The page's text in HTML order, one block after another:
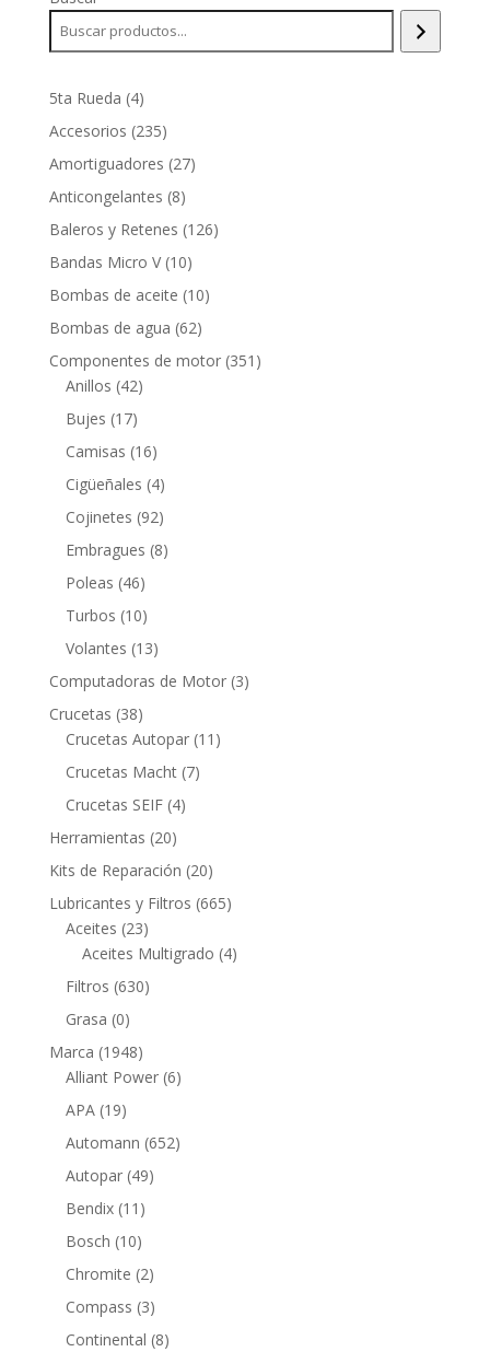
5ta Rueda 44
productos
Accesorios 235235
productos
Amortiguadores 2727
Anticongelantes 88
productos
Baleros y Retenes 126126
Bandas Micro V 1010
productos
Bombas de aceite 1010
Bombas de agua 6262
productos
Componentes de motor 351 351
Anillos 4242
Bujes 1717
productos
Camisas 1616
productos
Cigüeñales 44
productos
Cojinetes 9292
productos
Embragues 88
Poleas 4646
productos
Turbos 1010
productos
Volantes 1313
productos
Computadoras de Motor 33
Crucetas 3838
productos
Crucetas Autopar 11 11
Crucetas Macht 77
Crucetas SEIF 44
Herramientas 2020
productos
Kits de Reparación 2020
productos
Lubricantes y Filtros 665665
Aceites 2323
productos
Aceites Multigrado 44
Filtros 630630
Grasa 00
productos
Marca 19481948
productos
Alliant Power 66
APA 1919
productos
Automann 652652
Autopar 4949
Bendix 11 11
productos
Bosch 1010
productos
Chromite 22
productos
Compass 33
productos
Continental 88